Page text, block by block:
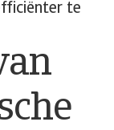
te